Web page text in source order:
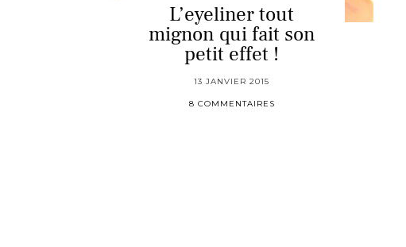
L’eyeliner tout
mignon qui fait son
petit effet !
13 JANVIER 2015
8 COMMENTAIRES